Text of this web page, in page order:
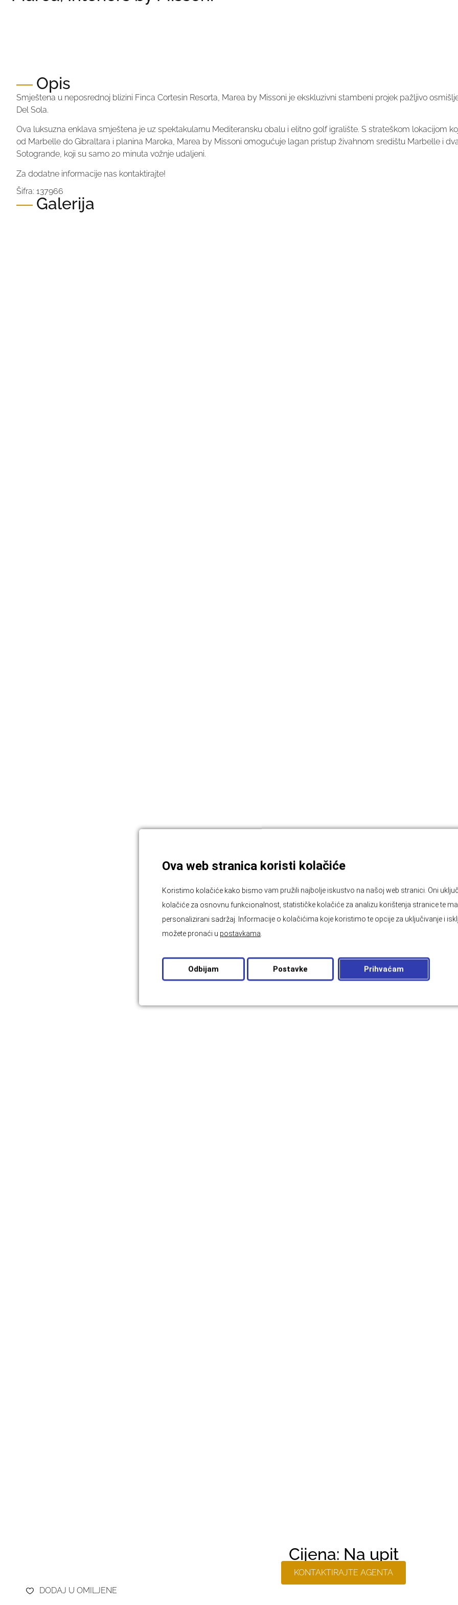
Opis
Smještena u neposrednoj blizini Finca Cortesin Resorta, Marea by Missoni je ekskluzivni stambeni projek pažljivo
Del Sola.
Ova luksuzna enklava smještena je uz spektakularnu Mediteransku obalu i elitno golf igralište. S strateškom lokacijom
od Marbelle do Gibraltara i planina Maroka, Marea by Missoni omogućuje lagan pristup živahnom središtu Marbelle i
Sotogrande, koji su samo 20 minuta vožnje udaljeni.
Za dodatne informacije nas kontaktirajte!
Šifra: 137966
Galerija
Cijena: Na upit
KONTAKTIRAJTE AGENTA
DODAJ U OMILJENE
Ova web stranica koristi kolačiće
Koristimo kolačiće kako bismo vam pružili najbolje iskustvo na našoj web stranici. Oni
kolačiće za osnovnu funkcionalnost, statističke kolačiće za analizu korištenja stranice te
personalizirani sadržaj. Informacije o kolačićima koje koristimo te opcije za uključivanje i
možete pronaći u postavkama
Prihvaćam
Odbijam Postavke